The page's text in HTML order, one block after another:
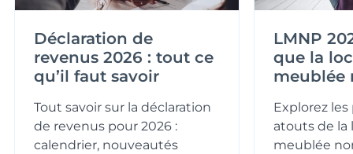
Déclaration de
revenus 2026 : tout ce
qu’il faut savoir
Tout savoir sur la déclaration
de revenus pour 2026 :
calendrier, nouveautés
LMNP
que la
meublée
Explorez
atouts de la
meublée